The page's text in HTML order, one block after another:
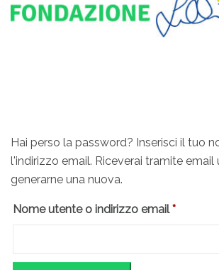
Hai perso la password? Inserisci il tuo
l'indirizzo email. Riceverai tramite email
generarne una nuova.
Nome utente o indirizzo email*Richiesto